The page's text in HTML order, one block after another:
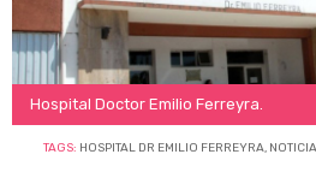
Hospital Doctor Emilio Ferreyra.
TAGS: HOSPITAL DR EMILIO FERREYRA,